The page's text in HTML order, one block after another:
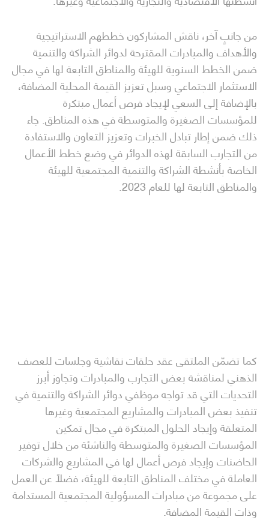
من جانبٍ آخر، ناقش المشاركون خططهم الاستراتيجية
والأهداف والمبادرات المقترحة لدوائر الشراكة والتنمية
ضمن الخطط السنوية للهيئة والمناطق التابعة لها في مجال
الاستثمار الاجتماعي وسبل تعزيز القيمة المحلية المضافة،
بالإضافة إلى السعي لإيجاد فرص أعمال مبتكرة
للمؤسسات الصغيرة والمتوسطة في هذه المناطق. جاء
ذلك ضمن إطار تبادل الخبرات وتعزيز التعاون والاستفادة
من التجارب السابقة لهذه الدوائر في وضع خطط الأعمال
الخاصة بأنشطة الشراكة والتنمية المجتمعية للهيئة
والمناطق التابعة لها للعام 2023.
كما تضمّن الملتقى عقد حلقات نقاشية وجلسات للعصف
الذهني لمناقشة بعض التجارب والمبادرات وتجاوز أبرز
التحديات التي قد تواجه موظفي دوائر الشراكة والتنمية في
تنفيذ بعض المبادرات والمشاريع المجتمعية وغيرها
المتعلقة وإيجاد الحلول المبتكرة في مجال تمكين
المؤسسات الصغيرة والمتوسطة والناشئة من خلال توفير
الحاضنات وإيجاد فرص أعمال لها في المشاريع والشركات
العاملة في مختلف المناطق التابعة للهيئة، فضلاً عن العمل
على مجموعة من مبادرات المسؤولية المجتمعية المستدامة
وذات القيمة المضافة.